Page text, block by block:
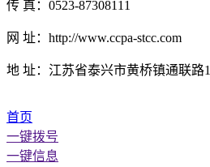
传 真：0523-87308111
网 址：http://www.ccpa-stcc.com
地 址：江苏省泰兴市黄桥镇通联路
首页
一键拨号
一键信息